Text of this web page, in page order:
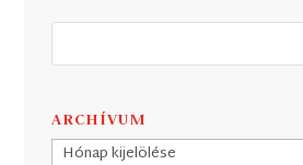
ARCHÍVUM
Archívum